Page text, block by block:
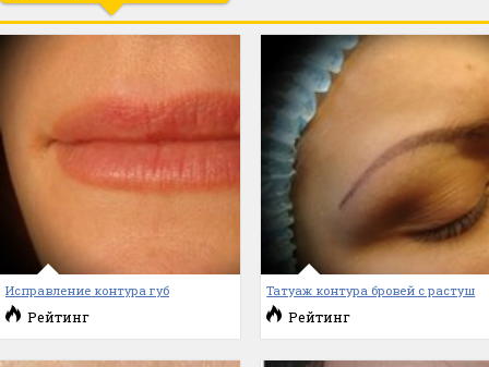
Исправление контура губ
Рейтинг
Татуаж контура бровей с растуш
Рейтинг